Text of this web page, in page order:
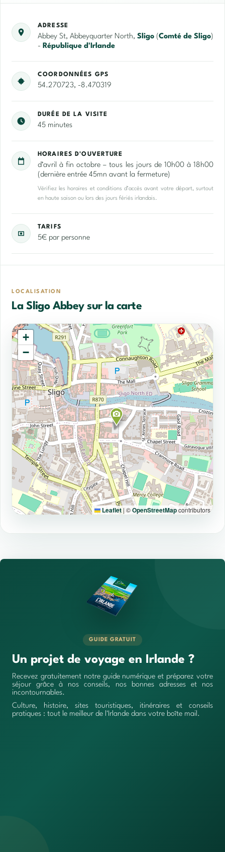
ADRESSE
Abbey St, Abbeyquarter North, Sligo (Comté de Sligo)
- République d'Irlande
COORDONNÉES GPS
54.270723, -8.470319
DURÉE DE LA VISITE
45 minutes
HORAIRES D'OUVERTURE
d’avril à fin octobre – tous les jours de 10h00 à 18h00
(dernière entrée 45mn avant la fermeture)
Vérifiez les horaires et conditions d’accès avant votre départ, surtout
en haute saison ou lors des jours fériés irlandais.
TARIFS
5€ par personne
LOCALISATION
La Sligo Abbey sur la carte
+
−
Leaflet| ©OpenStreetMapcontributors
GUIDE GRATUIT
Un projet de voyage en Irlande ?
Recevez gratuitement notre guide numérique et préparez votre
séjour grâce à nos conseils, nos bonnes adresses et nos
incontournables.
Culture, histoire, sites touristiques, itinéraires et conseils
pratiques : tout le meilleur de l'Irlande dans votre boîte mail.